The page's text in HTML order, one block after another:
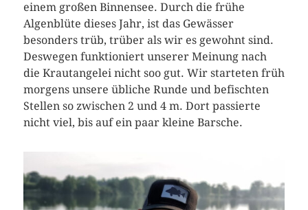
einem großen Binnensee. Durch die frühe
Algenblüte dieses Jahr, ist das Gewässer
besonders trüb, trüber als wir es gewohnt sind.
Deswegen funktioniert unserer Meinung nach
die Krautangelei nicht soo gut. Wir starteten früh
morgens unsere übliche Runde und befischten
Stellen so zwischen 2 und 4 m. Dort passierte
nicht viel, bis auf ein paar kleine Barsche.